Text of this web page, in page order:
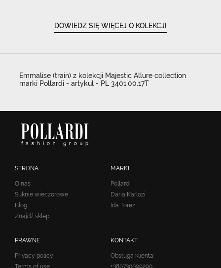
DOWIEDZ SIĘ WIĘCEJ O KOLEKCJI
Emmalise (train) z kolekcji Majestic Allure collection
marki Pollardi - artykul - PL 3401.00.17T
STRONA
O nas
Suknie wieczorowe
Blog
Znajdź sklep
MARKI
Pollardi
Daria Karlozi
Ida Torez
PRAWNE
Privacy policy
Terms of use
KONTAKT
Obsługa klienta:
+380730099290